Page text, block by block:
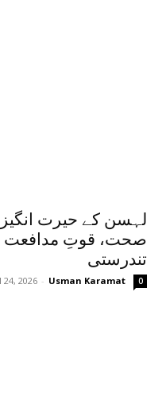
لہسن کے حیرت انگیز
صحت، قوتِ مدافعت
تندرستی
Usman Karamat
-
24, 2026 0